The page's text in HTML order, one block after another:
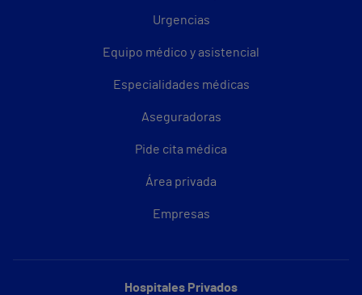
Urgencias
Equipo médico y asistencial
Especialidades médicas
Aseguradoras
Pide cita médica
Área privada
Empresas
Hospitales Privados